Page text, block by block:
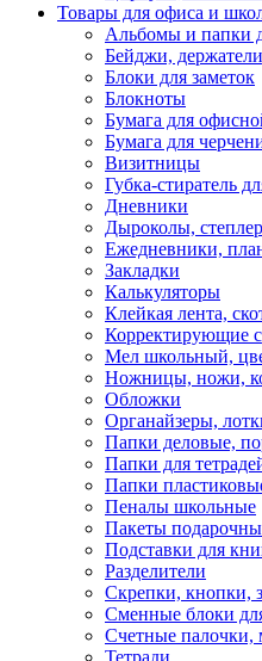
Товары для офиса и
Альбомы и папки
Бейджи,
Блоки для заметок
Блокноты
Бумага для
Бумага для
Визитницы
Губка-стиратель
Дневники
Дыроколы,
Ежедневники,
Закладки
Калькуляторы
Клейкая лента,
Корректирующие
Мел школьный,
Ножницы, ножи,
Обложки
Органайзеры,
Папки деловые,
Папки для
Папки
Пеналы школьные
Пакеты
Подставки для
Разделители
Скрепки, кнопки,
Сменные блоки
Счетные палочки,
Тетради